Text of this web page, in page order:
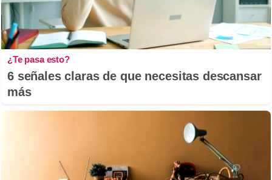
¿Te pasa esto?
6 señales claras de que necesitas descansar
más